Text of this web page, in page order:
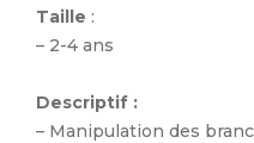
Taille :
– 2-4 ans
Descriptif :
– Manipulation des